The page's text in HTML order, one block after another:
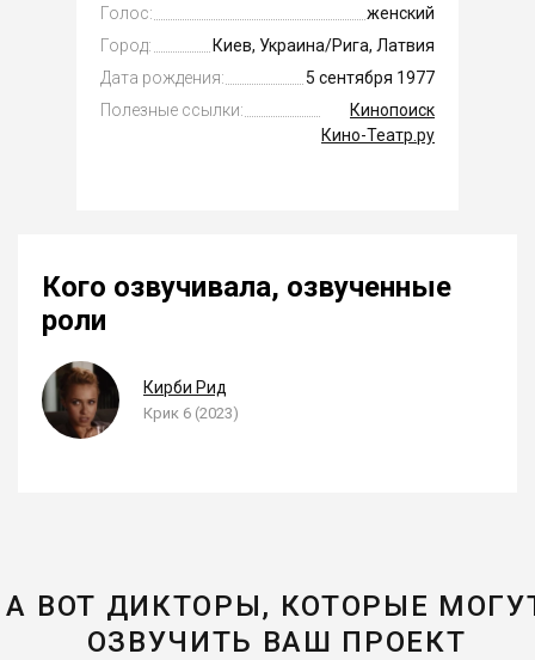
Голос:
женский
Город:
Киев, Украина/Рига, Латвия
Дата рождения:
5 сентября 1977
Полезные ссылки:
Кинопоиск
Кино-Театр.ру
Кого озвучивала, озвученные
роли
Кирби Рид
Крик 6 (2023)
А ВОТ ДИКТОРЫ, КОТОРЫЕ
ОЗВУЧИТЬ ВАШ ПРОЕКТ